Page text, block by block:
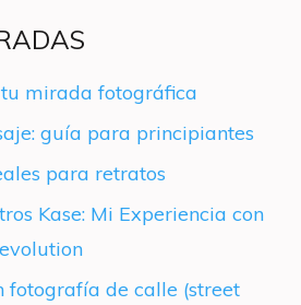
mirada fotográfica
guía para principiantes
para retratos
Kase: Mi Experiencia con
fotografía de calle (street